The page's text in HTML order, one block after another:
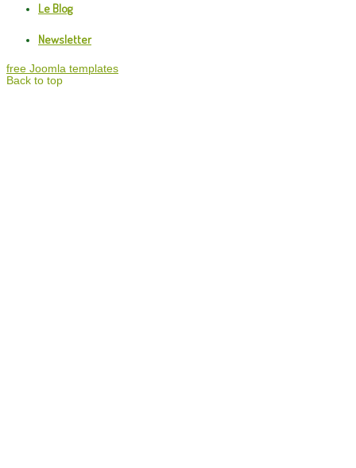
Le Blog
Newsletter
free Joomla templates
Back to top